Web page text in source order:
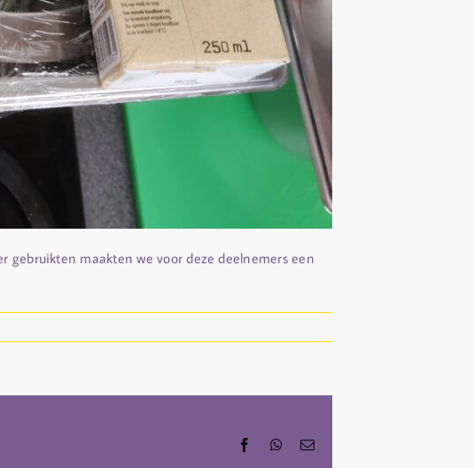
gebruikten maakten we voor deze deelnemers een
FacebookWhatsApp
Email